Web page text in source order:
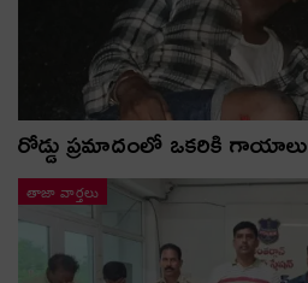
రోడ్డు ప్రమాదంలో ఒకరికి గాయాలు
తాజా వార్తలు